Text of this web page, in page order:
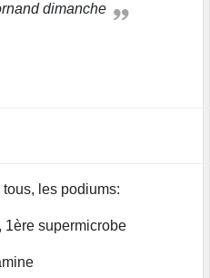
dimanche
les podiums:
1ère supermicrobe